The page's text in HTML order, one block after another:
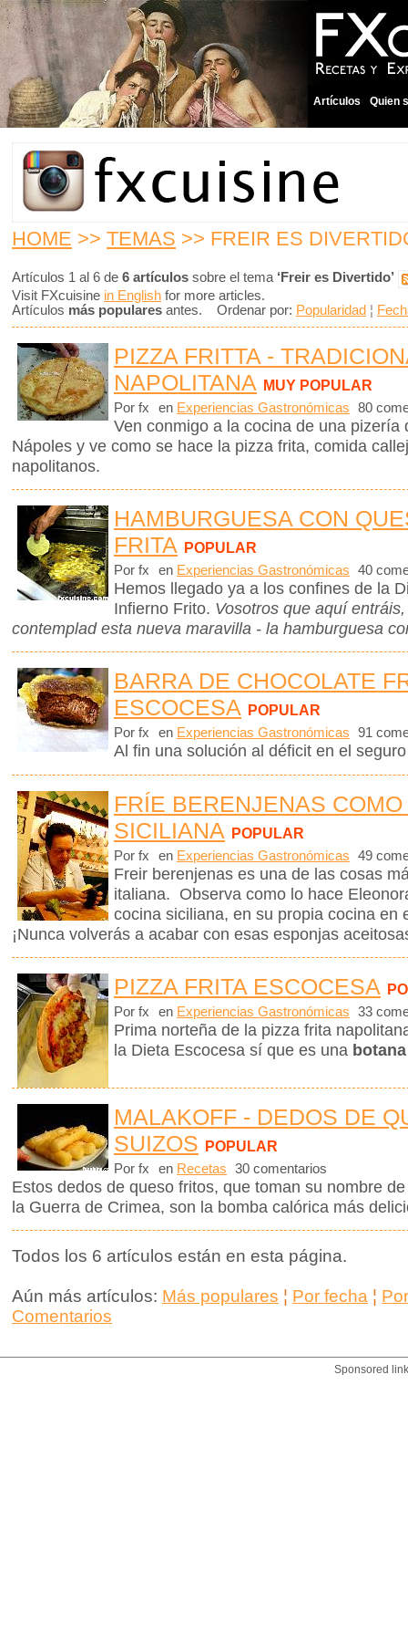
Artículos Quien
HOME >> TEMAS >> FREIR ES
Artículos 1 al 6 de 6 artículos sobre el tema ‘Freir es Divertido’
Visit FXcuisine in English for more articles.
Artículos más populares antes. Ordenar por: Popularidad ¦
PIZZA FRITTA -
NAPOLITANA MUY POPULAR
Por fx en Experiencias Gastronómicas 80
Ven conmigo a la cocina de una pizería
Nápoles y ve como se hace la pizza frita, comida
napolitanos.
HAMBURGUESA CON
FRITA POPULAR
Por fx en Experiencias Gastronómicas 40
Hemos llegado ya a los confines de la
Infierno Frito. Vosotros que aquí
contemplad esta nueva maravilla - la hamburguesa
BARRA DE CHOCOLATE
ESCOCESA
POPULAR
Por fx en Experiencias Gastronómicas 91
Al fin una solución al déficit en el
FRÍE BERENJENAS
SICILIANA POPULAR
Por fx en Experiencias Gastronómicas 49
Freir berenjenas es una de las cosas
italiana. Observa como lo hace
cocina siciliana, en su propia cocina en
¡Nunca volverás a acabar con esas esponjas
PIZZA FRITA ESCOCESA
Por fx en Experiencias Gastronómicas 33
Prima norteña de la pizza frita
la Dieta Escocesa sí que es una
MALAKOFF - DEDOS DE
SUIZOS POPULAR
Por fx en Recetas 30 comentarios
Estos dedos de queso fritos, que toman su nombre
la Guerra de Crimea, son la bomba calórica más
Todos los 6 artículos están en esta página.
Aún más artículos: Más populares ¦ Por fecha ¦
Comentarios
Sponsored